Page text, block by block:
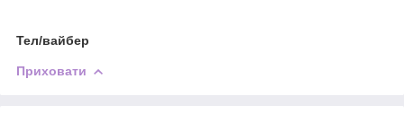
Тел/вайбер
Приховати